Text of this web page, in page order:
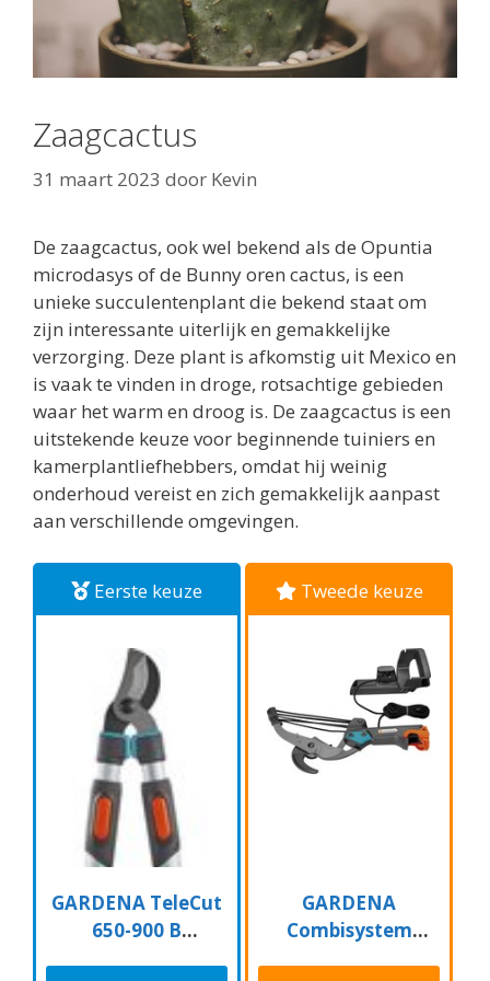
Zaagcactus
31 maart 2023 door Kevin
De zaagcactus, ook wel bekend als de Opuntia
microdasys of de Bunny oren cactus, is een
unieke succulentenplant die bekend staat om
zijn interessante uiterlijk en gemakkelijke
verzorging. Deze plant is afkomstig uit Mexico en
is vaak te vinden in droge, rotsachtige gebieden
waar het warm en droog is. De zaagcactus is een
uitstekende keuze voor beginnende tuiniers en
kamerplantliefhebbers, omdat hij weinig
onderhoud vereist en zich gemakkelijk aanpast
aan verschillende omgevingen.
Eerste keuze
GARDENA TeleCut
650-900 B
Tweede keuze
GARDENA
Combisystem